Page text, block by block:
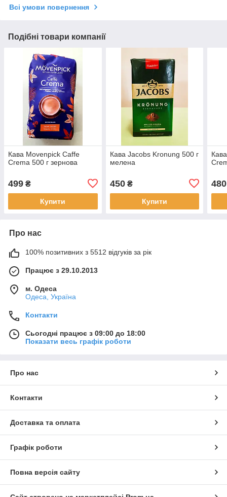
Всі умови повернення
Подібні товари компанії
Кава Movenpick Caffe
Crema 500 г зернова
499 ₴
Купити
Кава Jacobs Kronung 500 г
мелена
450₴
Купити
480
Про нас
100% позитивних з 5512 відгуків за рік
Працює з 29.10.2013
м. Одеса
Одеса, Україна
Контакти
Сьогодні працює з 09:00 до 18:00
Показати весь графік роботи
Про нас
Контакти
Доставка та оплата
Графік роботи
Повна версія сайту